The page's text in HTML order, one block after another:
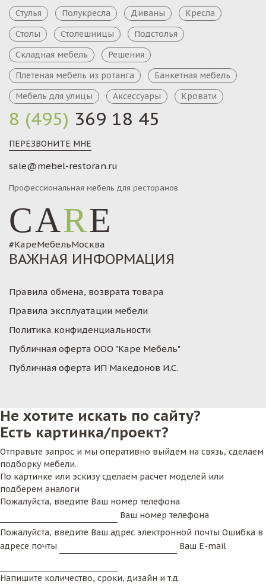
8 (495) 369 18 45
ПЕРЕЗВОНИТЕ МНЕ
sale@mebel-restoran.ru
Профессиональная мебель для ресторанов
CARE
#КареМебельМосква
Стулья Полукресла Диваны
Кресла
Столы
Столешницы
Подстолья
Складная мебель
Решения
Плетеная мебель из ротанга
Банкетная мебель
Мебель для улицы
Аксессуары Кровати
ВАЖНАЯ ИНФОРМАЦИЯ
Правила обмена, возврата товара
Правила эксплуатации мебели
Политика конфиденциальности
Публичная оферта ООО "Каре Мебель"
Публичная оферта ИП Македонов И.С.
Не хотите искать по сайту?
Есть картинка/проект?
Отправьте запрос и мы оперативно выйдем на связь, сделаем
подборку мебели.
По картинке или эскизу сделаем расчет моделей или
подберем аналоги
Пожалуйста, введите Ваш номер телефона
Ваш номер телефона
Пожалуйста, введите Ваш адрес электронной почты Ошибка в
адресе почты
Ваш E-mail
Напишите количество, сроки, дизайн и т.д.